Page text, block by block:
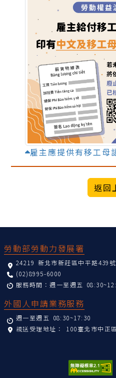
雇主應提供有移工母
勞動部勞動力發展署
24219 新北市新莊區中平路439
(02)8995-6000
服務時間：週一至週五
外國人申請業務服務
週一至週五 08:30~17:30
親送受理地址： 100臺北市中正